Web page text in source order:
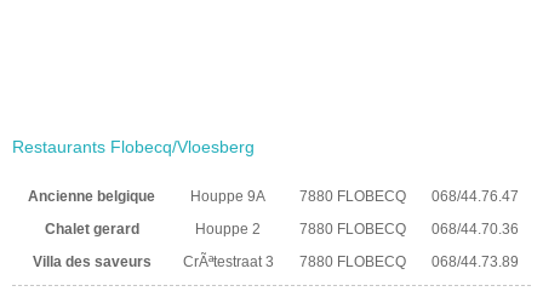
Restaurants Flobecq/Vloesberg
Ancienne belgique Houppe 9A 7880 FLOBECQ
068/44.76.47
Chalet gerard
Houppe 2 7880 FLOBECQ
068/44.70.36
Villa des saveurs
CrÃªtestraat 3 7880 FLOBECQ 068/44.73.89